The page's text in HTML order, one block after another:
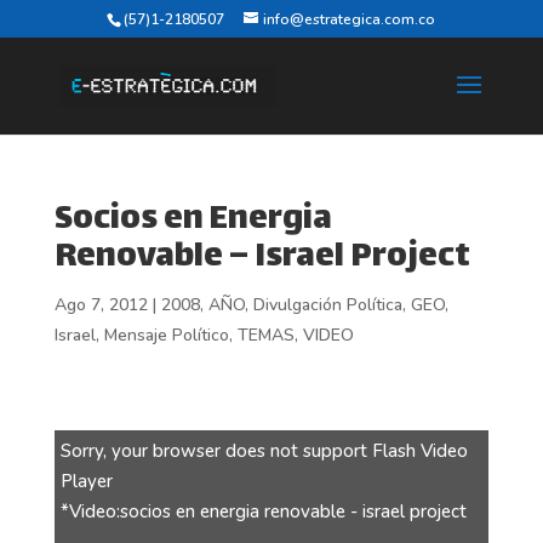
(57)1-2180507 info@estrategica.com.co
Socios en Energia
Renovable – Israel Project
Ago 7, 2012| 2008, AÑO, Divulgación Política, GEO,
Israel, Mensaje Político, TEMAS, VIDEO
Sorry, your browser does not support Flash Video
Player
*Video:socios en energia renovable - israel project